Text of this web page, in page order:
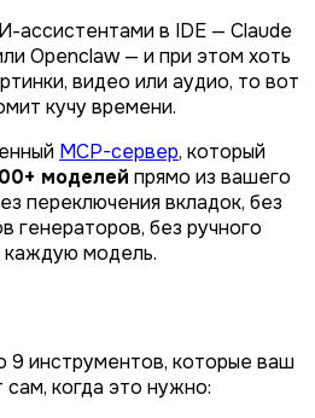
ассистентами в IDE — Claude
Openclaw — и при этом хоть
видео или аудио, то вот
кучу времени.
MCP-сервер, который
моделей прямо из вашего
переключения вкладок, без
генераторов, без ручного
модель.
9 инструментов, которые ваш
когда это нужно: